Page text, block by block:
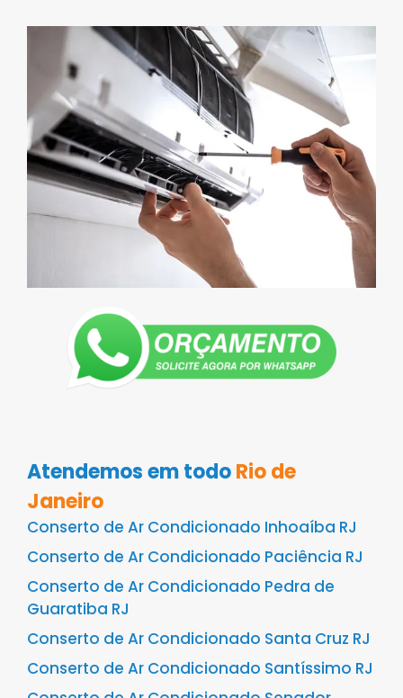
Atendemos em todoRio de
Janeiro
Conserto de Ar Condicionado Inhoaíba RJ
Conserto de Ar Condicionado Paciência RJ
Conserto de Ar Condicionado Pedra de
Guaratiba RJ
Conserto de Ar Condicionado Santa Cruz RJ
Conserto de Ar Condicionado Santíssimo RJ